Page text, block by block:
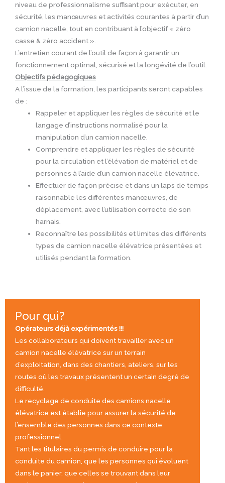
niveau de professionnalisme suffisant pour exécuter, en
sécurité, les manœuvres et activités courantes à partir d’un
camion nacelle, tout en contribuant à l’objectif « zéro
casse & zéro accident ».
L’entretien courant de l’outil de façon à garantir un
fonctionnement optimal, sécurisé et la longévité de l’outil.
Objectifs pédagogiques
A l’issue de la formation, les participants seront capables
de :
Rappeler et appliquer les règles de sécurité et le
langage d’instructions normalisé pour la
manipulation d’un camion nacelle.
Comprendre et appliquer les règles de sécurité
pour la circulation et l’élévation de matériel et de
personnes à l’aide d’un camion nacelle élévatrice.
Effectuer de façon précise et dans un laps de temps
raisonnable les différentes manœuvres, de
déplacement, avec l’utilisation correcte de son
harnais.
Reconnaître les possibilités et limites des différents
types de camion nacelle élévatrice présentées et
utilisés pendant la formation.
Pour qui?
Opérateurs déjà expérimentés !!!
Les collaborateurs qui doivent travailler avec un
camion nacelle élévatrice sur un terrain
d’exploitation, dans des chantiers, ateliers, sur les
routes où les travaux présentent un certain degré de
difficulté.
Le recyclage de conduite des camions nacelle
élévatrice est établie pour assurer la sécurité de
l’ensemble des personnes dans ce contexte
professionnel.
Tant les titulaires du permis de conduire pour la
conduite du camion, que les personnes qui évoluent
dans le panier, que celles se trouvant dans leur